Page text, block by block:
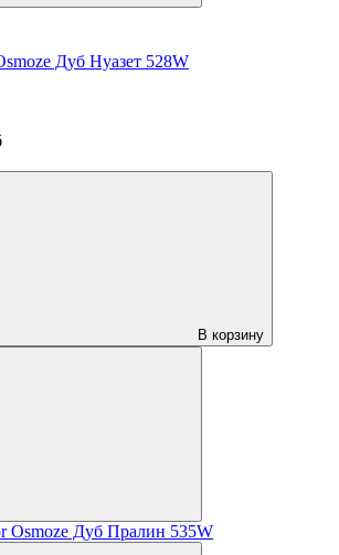
Дуб Нуазет 528W
В корзину